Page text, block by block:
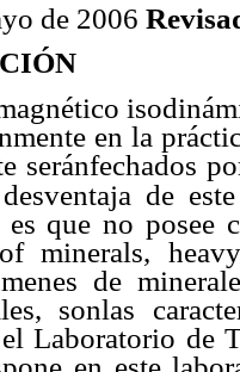
de 2006
en la
seránfechados
de
que no posee
minerals,
de
sonlas
el Laboratorio de